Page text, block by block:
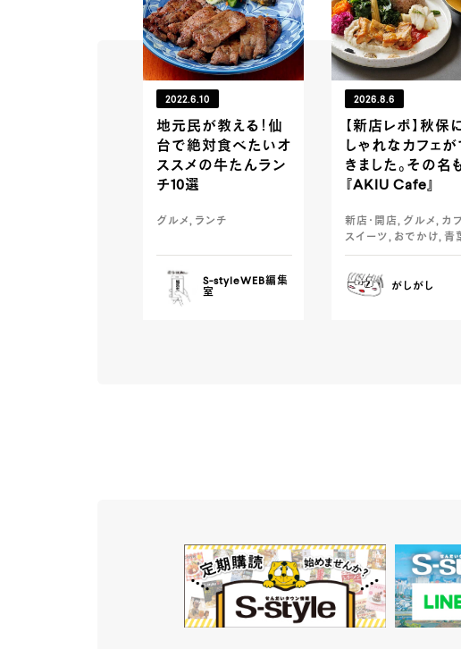
2022.6.10
地元民が教える！仙
台で絶対食べたいオ
ススメの牛たんラン
チ10選
グルメ, ランチ
S-styleWEB編集
室
2026.8.6
【新店レポ】秋保
しゃれなカフェが
きました。その名
『AKIU Cafe』
新店・開店, グルメ, カ
スイーツ, おでかけ, 青
がしがし